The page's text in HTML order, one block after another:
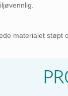
materialet støpt